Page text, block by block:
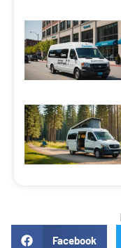
Facebook